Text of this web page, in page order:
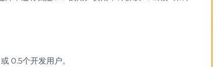
0.5个开发用户。